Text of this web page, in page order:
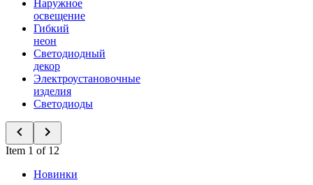
Наружное
освещение
Гибкий
неон
Светодиодный
декор
Электроустановочные
изделия
Светодиоды
Item 1 of 12
Новинки